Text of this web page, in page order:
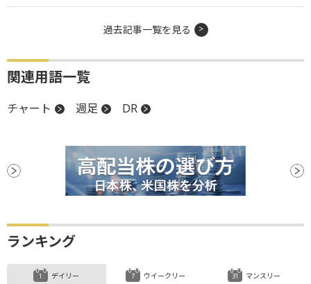
過去記事一覧を見る
関連用語一覧
チャート 週足 DR
ランキング
デイリー ウイークリー マンスリー